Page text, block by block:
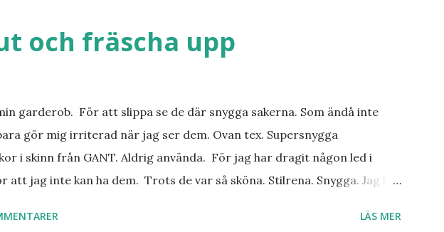
och fräscha upp
garderob. För att slippa se de där snygga sakerna. Som ändå inte
gör mig irriterad när jag ser dem. Ovan tex. Supersnygga
i skinn från GANT. Aldrig använda. För jag har dragit någon led i
att jag inte kan ha dem. Trots de var så sköna. Stilrena. Snygga. Jag har
LÄS MER